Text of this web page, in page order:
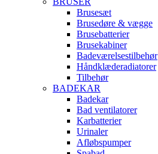
Brusesæt
Brusedøre & vægge
Brusebatterier
Brusekabiner
Badeværelsestilbehør
Håndklæderadiatorer
Tilbehør
BADEKAR
Badekar
Bad ventilatorer
Karbatterier
Urinaler
Afløbspumper